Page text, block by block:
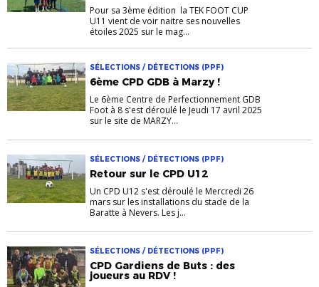
Pour sa 3ème édition la TEK FOOT CUP
U11 vient de voir naitre ses nouvelles
étoiles 2025 sur le mag...
SÉLECTIONS / DÉTECTIONS (PPF)
6ème CPD GDB à Marzy !
Le 6ème Centre de Perfectionnement GDB
Foot à 8 s'est déroulé le Jeudi 17 avril 2025
sur le site de MARZY...
SÉLECTIONS / DÉTECTIONS (PPF)
Retour sur le CPD U12
Un CPD U12 s'est déroulé le Mercredi 26
mars sur les installations du stade de la
Baratte à Nevers. Les j...
SÉLECTIONS / DÉTECTIONS (PPF)
CPD Gardiens de Buts : des
joueurs au RDV !